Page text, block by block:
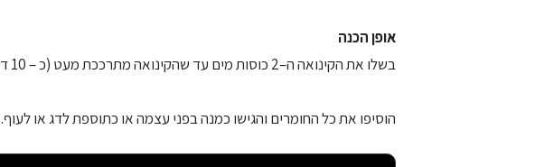
אופן הכנה
בשלו את הקינואה ה–2 כוסות מים עד שהקינואה מתרככת מעט (כ – 10 דקות), סננו וצננו.
הוסיפו את כל החומרים והגישו כמנה בפני עצמה או כתוספת לדג או לעוף.